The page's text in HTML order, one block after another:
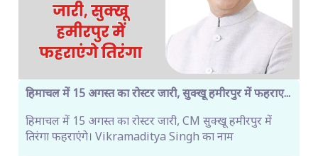
हिमाचल में 15 अगस्त का रोस्टर जारी, सुक्खू हमीरपुर में फहराए...
हिमाचल में 15 अगस्त का रोस्टर जारी, CM सुक्खू हमीरपुर में
तिरंगा फहराएंगे। Vikramaditya Singh का नाम